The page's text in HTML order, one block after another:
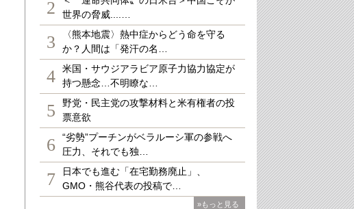
2
世界の脅威....…
3
〈熊本地震〉熱中症からどう命を守る
か？人間は「発汗の名…
4
米国・サウジアラビア原子力協力協定が
持つ懸念…不明瞭な…
5
野党・民主党の攻撃材料と米有権者の投
票意欲
6
“劣勢”プーチンがベラルーシ軍の参戦へ
圧力、それでも独…
7
日本でも進む「在宅勤務廃止」、
GMO・熊谷代表の投稿で…
»もっと見る